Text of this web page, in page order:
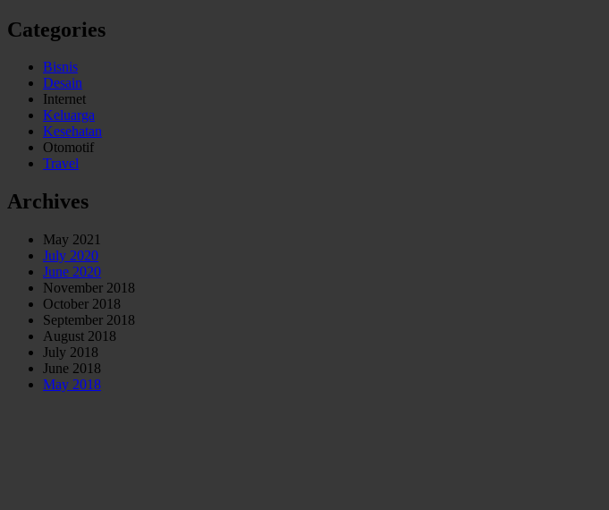
Categories
Bisnis
Desain
Internet
Keluarga
Kesehatan
Otomotif
Travel
Archives
May 2021
July 2020
June 2020
November 2018
October 2018
September 2018
August 2018
July 2018
June 2018
May 2018